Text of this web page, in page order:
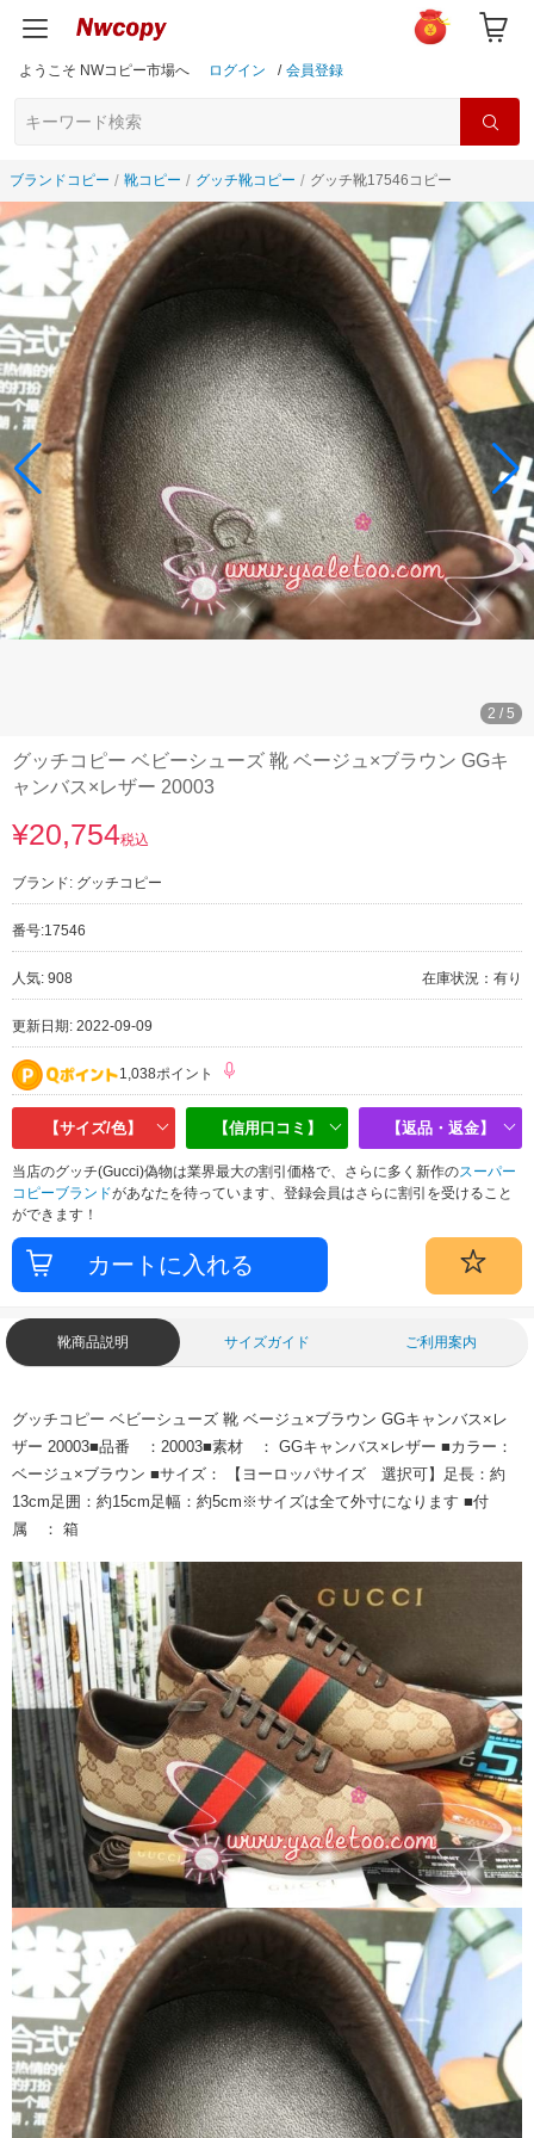
ようこそ NWコピー市場へ ログイン / 会員登録
ブランドコピー 靴コピー グッチ靴コピー グッチ靴17546コピー
3 / 5
グッチコピー ベビーシューズ 靴 ベージュ×ブラウン GGキ
ャンバス×レザー 20003
¥20,754税込
ブランド: グッチコピー
番号:17546
人気: 908 在庫状況：有り
更新日期: 2022-09-09
1,038ポイント
【サイズ/色】 【信用口コミ】 【返品・返金】
当店のグッチ(Gucci)偽物は業界最大の割引価格で、さらに多く新作のスーパー
コピーブランドがあなたを待っています、登録会員はさらに割引を受けること
ができます！
靴商品説明 サイズガイド ご利用案内
グッチコピー ベビーシューズ 靴 ベージュ×ブラウン GGキャンバス×レ
ザー 20003■品番 ：20003■素材 ： GGキャンバス×レザー ■カラー：
ベージュ×ブラウン ■サイズ： 【ヨーロッパサイズ 選択可】足長：約
13cm足囲：約15cm足幅：約5cm※サイズは全て外寸になります ■付
属 ： 箱